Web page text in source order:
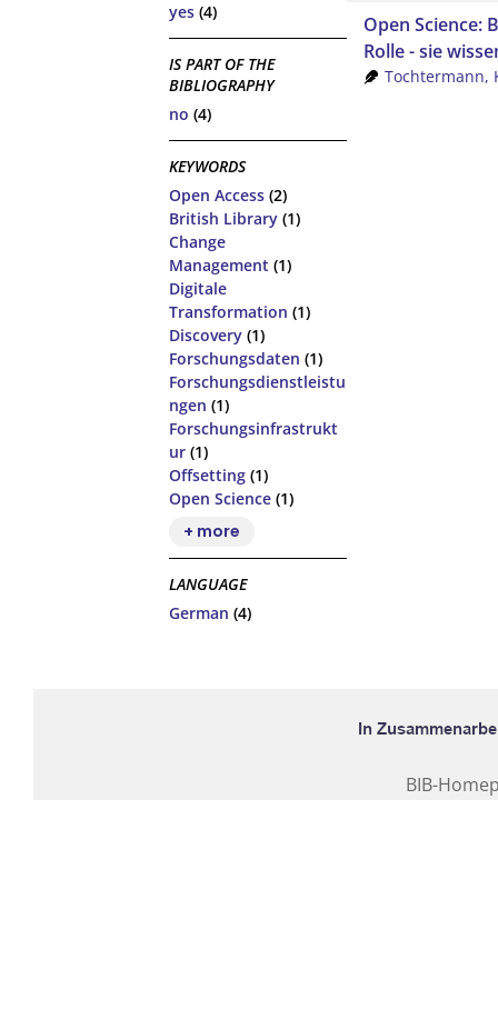
yes (4)
IS PART OF THE
BIBLIOGRAPHY
no (4)
KEYWORDS
Open Access (2)
British Library (1)
Change
Management (1)
Digitale
Transformation (1)
Discovery (1)
Forschungsdaten (1)
Forschungsdienstleistu
ngen (1)
Forschungsinfrastrukt
ur (1)
Offsetting (1)
Open Science (1)
+ more
LANGUAGE
German (4)
Open Science:
Rolle - sie
Tochtermann,
BIB-